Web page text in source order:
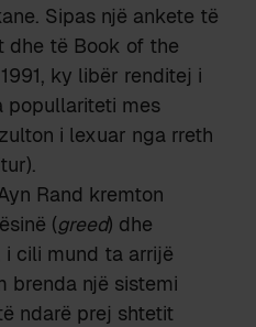
Sipas një ankete të
dhe të Book of the
ky libër renditej i
popullariteti mes
i lexuar nga rreth
Rand kremton
(greed) dhe
i cili mund ta arrijë
brenda një sistemi
ndarë prej shtetit